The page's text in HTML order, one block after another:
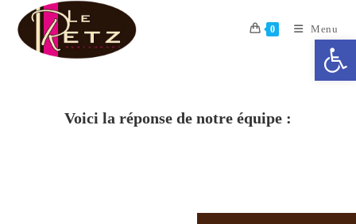
0 Menu
Voici la réponse de notre équipe :